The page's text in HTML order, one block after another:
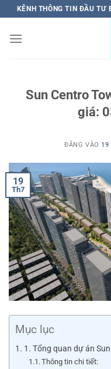
qua
nội
KÊNH THÔNG TIN ĐẦU TƯ
Sun Centro
giá:
ĐĂNG VÀO 19
19
Th7
Mục lục
1. Tổng quan dự án
Thông tin chi tiết: